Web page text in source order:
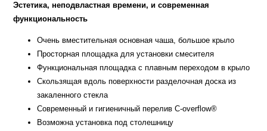
Эстетика, неподвластная времени, и современная
функциональность
Очень вместительная основная чаша, большое крыло
Просторная площадка для установки смесителя
Функциональная площадка с плавным переходом в крыло
Скользящая вдоль поверхности разделочная доска из
закаленного стекла
Современный и гигиеничный перелив C-overflow®
Возможна установка под столешницу